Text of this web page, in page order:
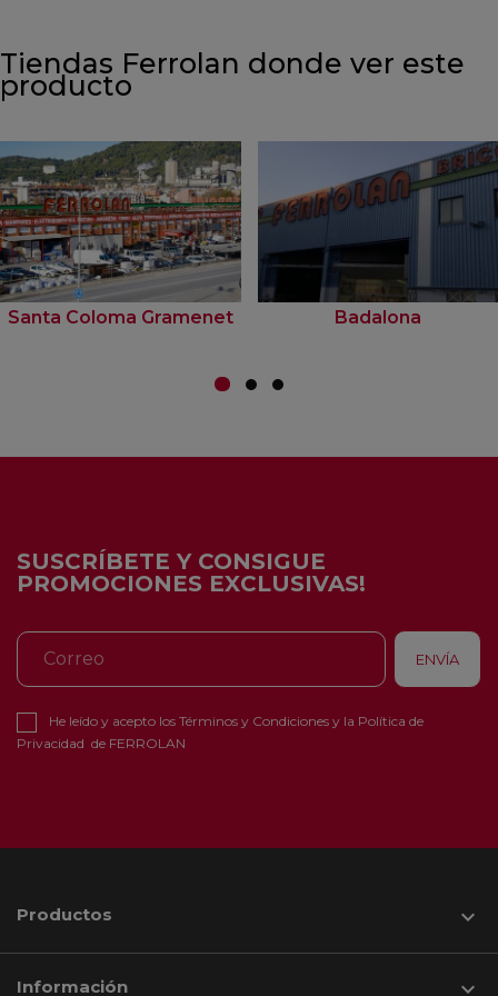
Tiendas Ferrolan donde ver este
producto
Santa Coloma Gramenet Badalona
SUSCRÍBETE Y CONSIGUE
PROMOCIONES EXCLUSIVAS!
He leído y acepto los Términos y Condiciones y la Política de
Privacidad de FERROLAN
Productos 
Información 